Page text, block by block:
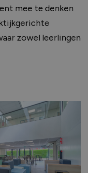
mee te denken
zowel leerlingen